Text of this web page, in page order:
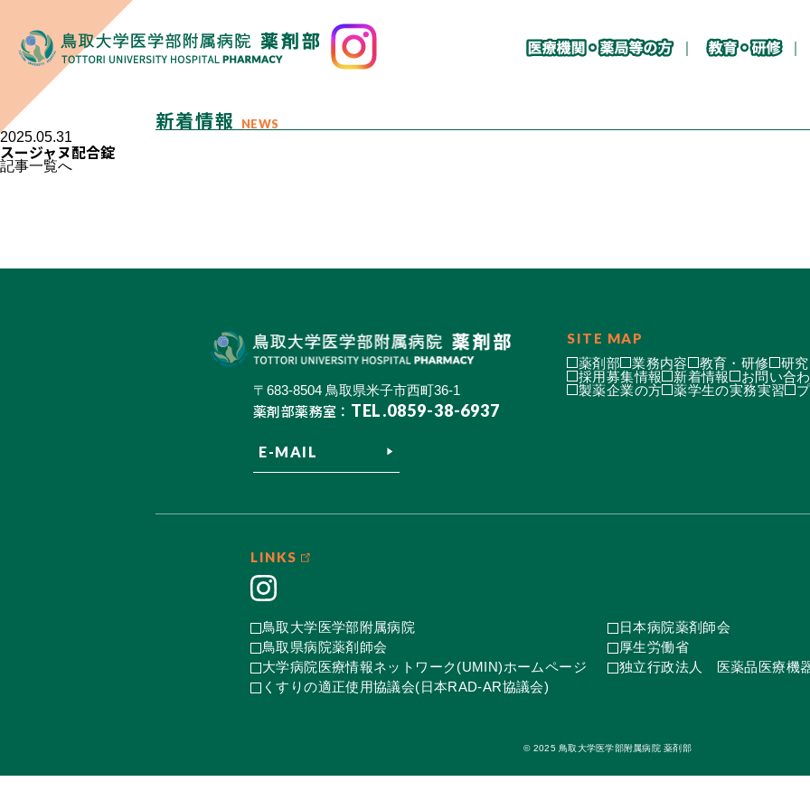
新着情報 NEWS
2025.05.31
スージャヌ配合錠
記事一覧へ
〒683-8504 鳥取県米子市西町36-1
薬剤部薬務室： TEL.0859-38-6937
E-MAIL
SITE MAP
薬剤部 業務内容 教育・研修 研
採用募集情報
新着情報 お問い合
製薬企業の方
薬学生の実務実習
LINKS
鳥取大学医学部附属病院
日本病院薬剤師会
鳥取県病院薬剤師会
厚生労働省
大学病院医療情報ネットワーク(UMIN)ホームページ
独立行政法人 医薬品医療機
くすりの適正使用協議会(日本RAD-AR協議会)
© 2025 鳥取大学医学部附属病院 薬剤部